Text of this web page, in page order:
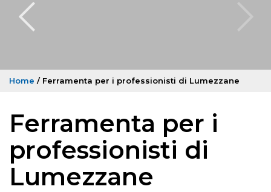
Home / Ferramenta per i professionisti di Lumezzane
Ferramenta per i
professionisti di
Lumezzane